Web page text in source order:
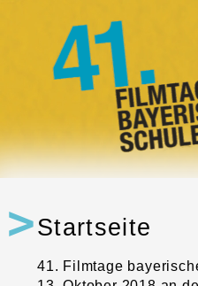
Startseite
41. Filmtage